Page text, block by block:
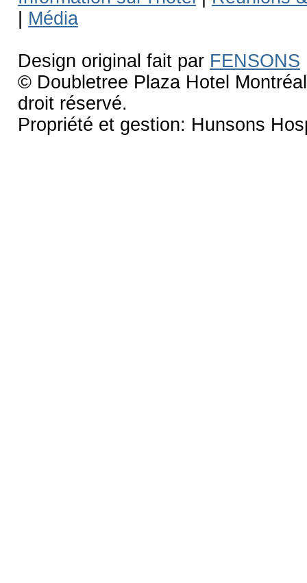
Média
Design original fait par FENSONS
© Doubletree Plaza Hotel
droit réservé.
Propriété et gestion: Hunsons